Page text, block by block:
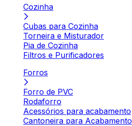
Cozinha
Cubas para Cozinha
Torneira e Misturador
Pia de Cozinha
Filtros e Purificadores
Forros
Forro de PVC
Rodaforro
Acessórios para acabamento
Cantoneira para Acabamento